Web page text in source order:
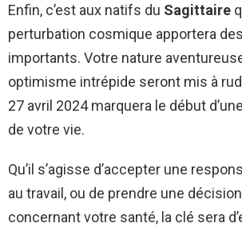
Enfin, c’est aux natifs du Sagittaire
perturbation cosmique apportera
importants. Votre nature
optimisme intrépide seront mis à
27 avril 2024 marquera le début
de votre vie.
Qu’il s’agisse d’accepter une
au travail, ou de prendre une
concernant votre santé, la clé sera